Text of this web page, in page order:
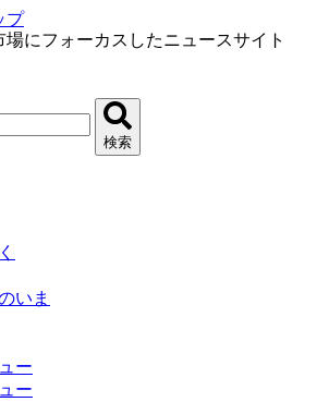
プ
にフォーカスしたニュースサイト
検索
いま
ー
ー